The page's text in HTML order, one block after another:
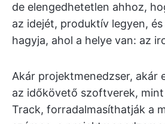
de elengedhetetlen ahhoz,
az idejét, produktív legyen,
hagyja, ahol a helye van: az
Akár projektmenedzser, akár
az időkövető szoftverek, mint
Track, forradalmasíthatják a